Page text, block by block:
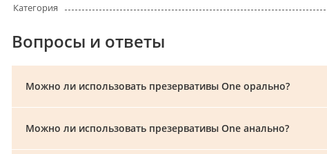
Категория
Вопросы и ответы
Можно ли использовать презервативы One орально?
Можно ли использовать презервативы One анально?